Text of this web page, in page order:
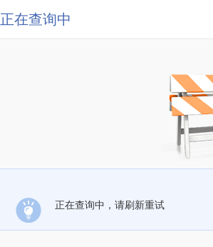
正在查询中
正在查询中，请刷新重试